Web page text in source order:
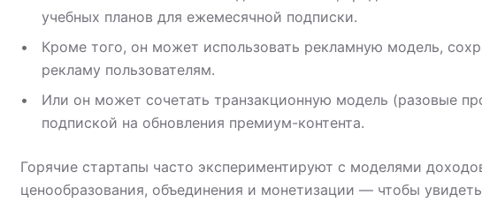
учебных планов для ежемесячной подписки.
Кроме того, он может использовать рекламную модель,
рекламу пользователям.
Или он может сочетать транзакционную модель (разовые
подпиской на обновления премиум-контента.
Горячие стартапы часто экспериментируют с моделями
ценообразования, объединения и монетизации — чтобы